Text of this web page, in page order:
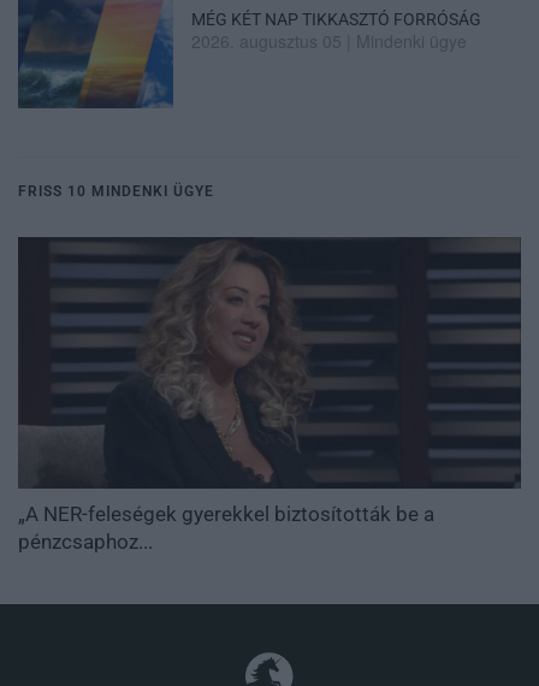
MÉG KÉT NAP TIKKASZTÓ FORRÓSÁG
2026. augusztus 05 Mindenki ügye
FRISS 10 MINDENKI ÜGYE
„A NER-feleségek gyerekkel biztosították be a
pénzcsaphoz...